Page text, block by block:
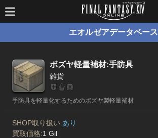
エオルゼアデータベース
ボズヤ軽量補材:手防具
雑貨
手防具を軽量化するためのボズヤ製軽量補材
SHOP取り扱い:あり
買取価格:1 Gil